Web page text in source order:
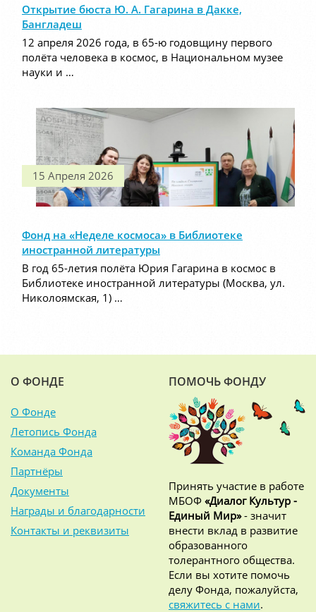
Открытие бюста Ю. А. Гагарина в Дакке,
Бангладеш
12 апреля 2026 года, в 65-ю годовщину первого
полёта человека в космос, в Национальном музее
науки и …
15 Апреля 2026
Фонд на «Неделе космоса» в Библиотеке
иностранной литературы
В год 65-летия полёта Юрия Гагарина в космос в
Библиотеке иностранной литературы (Москва, ул.
Николоямская, 1) …
О ФОНДЕ
О Фонде
Летопись Фонда
Команда Фонда
Партнёры
Документы
Награды и благодарности
Контакты и реквизиты
ПОМОЧЬ ФОНДУ
Принять участие в работе
МБОФ «Диалог Культур -
Единый Мир»- значит
внести вклад в развитие
образованного
толерантного общества.
Если вы хотите помочь
делу Фонда, пожалуйста,
свяжитесь с нами.